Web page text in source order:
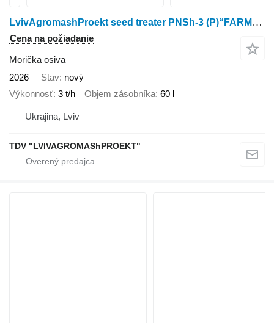
LvivAgromashProekt seed treater PNSh-3 (P)“FARMER”
Cena na požiadanie
Morička osiva
2026
Stav nový
Výkonnosť 3 t/h Objem zásobníka 60 l
Ukrajina, Lviv
TDV "LVIVAGROMAShPROEKT"